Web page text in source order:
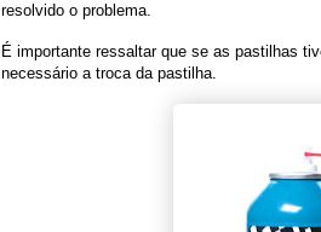
resolvido o problema.
É importante ressaltar que se as pastilhas
necessário a troca da pastilha.